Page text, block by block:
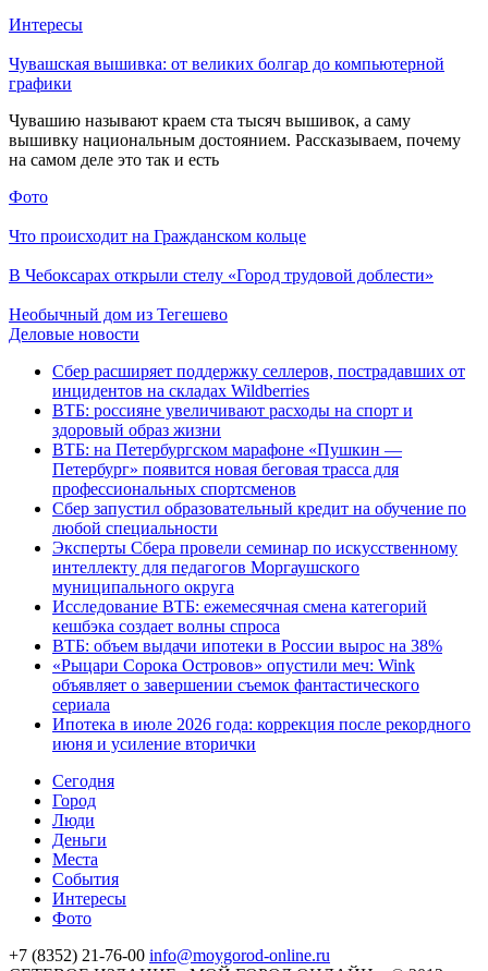
Интересы
Чувашская вышивка: от великих болгар до компьютерной
графики
Чувашию называют краем ста тысяч вышивок, а саму
вышивку национальным достоянием. Рассказываем, почему
на самом деле это так и есть
Фото
Что происходит на Гражданском кольце
В Чебоксарах открыли стелу «Город трудовой доблести»
Необычный дом из Тегешево
Деловые новости
Сбер расширяет поддержку селлеров, пострадавших от
инцидентов на складах Wildberries
ВТБ: россияне увеличивают расходы на спорт и
здоровый образ жизни
ВТБ: на Петербургском марафоне «Пушкин —
Петербург» появится новая беговая трасса для
профессиональных спортсменов
Сбер запустил образовательный кредит на обучение по
любой специальности
Эксперты Сбера провели семинар по искусственному
интеллекту для педагогов Моргаушского
муниципального округа
Исследование ВТБ: ежемесячная смена категорий
кешбэка создает волны спроса
ВТБ: объем выдачи ипотеки в России вырос на 38%
«Рыцари Сорока Островов» опустили меч: Wink
объявляет о завершении съемок фантастического
сериала
Ипотека в июле 2026 года: коррекция после рекордного
июня и усиление вторички
Cегодня
Город
Люди
Деньги
Места
События
Интересы
Фото
+7 (8352) 21-76-00 info@moygorod-online.ru